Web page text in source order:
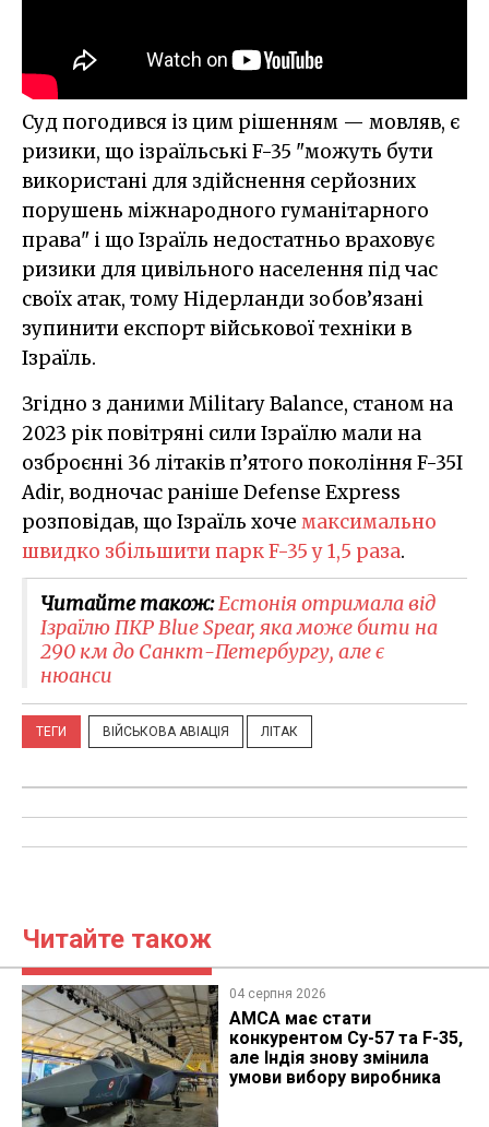
Суд погодився із цим рішенням — мовляв, є
ризики, що ізраїльські F-35 "можуть бути
використані для здійснення серйозних
порушень міжнародного гуманітарного
права" і що Ізраїль недостатньо враховує
ризики для цивільного населення під час
своїх атак, тому Нідерланди зобов’язані
зупинити експорт військової техніки в
Ізраїль.
Згідно з даними Military Balance, станом на
2023 рік повітряні сили Ізраїлю мали на
озброєнні 36 літаків п’ятого покоління F-35I
Adir, водночас раніше Defense Express
розповідав, що Ізраїль хоче максимально
швидко збільшити парк F-35 у 1,5 раза.
Читайте також:Естонія отримала від
Ізраїлю ПКР Blue Spear, яка може бити на
290 км до Санкт-Петербургу, але є
нюанси
ТЕГИ ВІЙСЬКОВА АВІАЦІЯ ЛІТАК
Читайте також
04 серпня 2026
AMCA має стати
конкурентом Су-57 та F-35,
але Індія знову змінила
умови вибору виробника